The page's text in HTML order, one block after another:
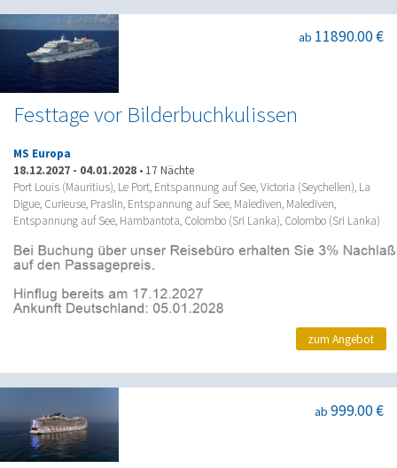
Festtage vor Bilderbuchkulissen
ab 11890.00 €
MS Europa
18.12.2027 - 04.01.2028 • 17 Nächte
Port Louis (Mauritius), Le Port, Entspannung auf See, Victoria (Seychellen), La
Digue, Curieuse, Praslin, Entspannung auf See, Malediven, Malediven,
Entspannung auf See, Hambantota, Colombo (Sri Lanka), Colombo (Sri Lanka)
zum Angebot
ab 999.00 €